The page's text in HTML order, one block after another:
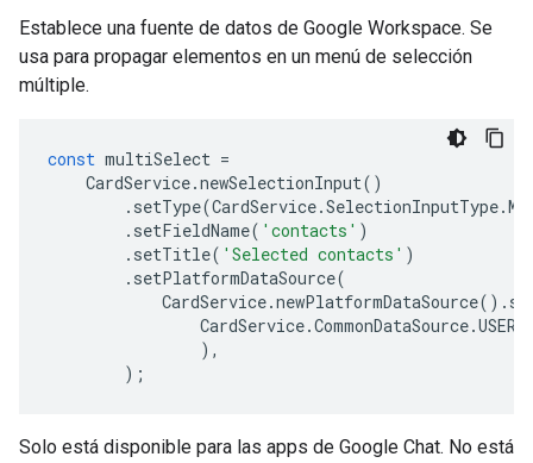
Establece una fuente de datos de Google Workspace. Se
usa para propagar elementos en un menú de selección
múltiple.
const multiSelect =
CardService.newSelectionInput()
. setType(CardService.SelectionInputType.
. setFieldName( 'contacts' )
. setTitle( 'Selected contacts' )
. setPlatformDataSource(
CardService.newPlatformDataSource().
CardService.CommonDataSource.USER
),
);
Solo está disponible para las apps de Google Chat. No está